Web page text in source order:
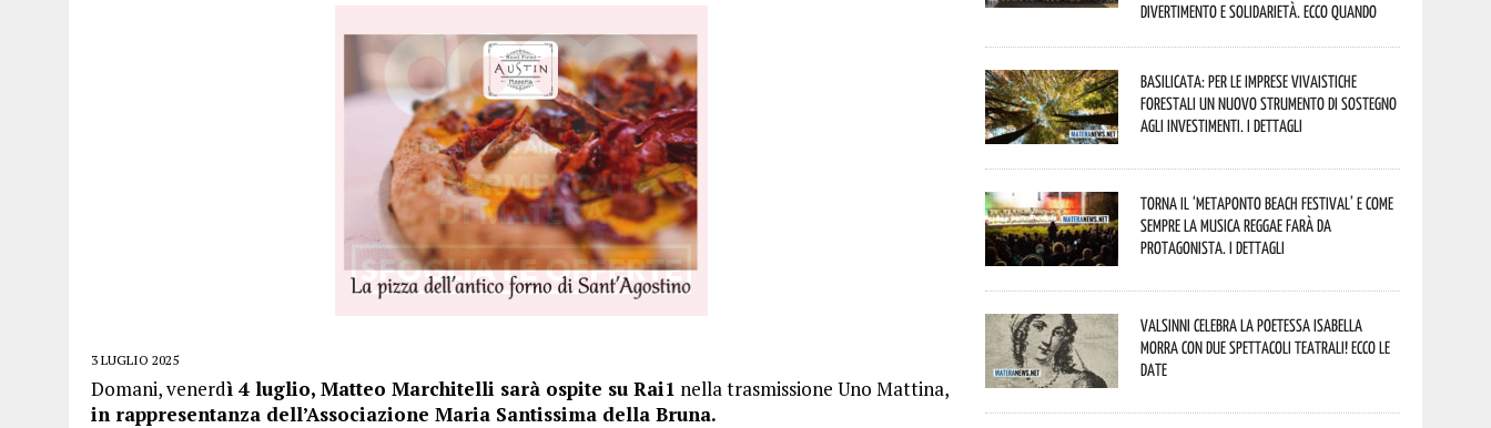
3 LUGLIO 2025
Domani, venerdì 4 luglio, Matteo Marchitelli sarà ospite su Rai1 nella trasmissione Uno Mattina,
in rappresentanza dell’Associazione Maria Santissima della Bruna.
divertimento e solidarietà. Ecco quando
Basilicata: per le imprese vivaistiche
forestali un nuovo strumento di sostegno
agli investimenti. I dettagli
Torna il ‘Metaponto beach festival’ e come
sempre la musica reggae farà da
protagonista. I dettagli
Valsinni celebra la poetessa Isabella
Morra con due spettacoli teatrali! Ecco le
date